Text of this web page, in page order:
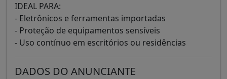
IDEAL PARA:
- Eletrônicos e ferramentas importadas
- Proteção de equipamentos sensíveis
- Uso contínuo em escritórios ou residências
DADOS DO ANUNCIANTE